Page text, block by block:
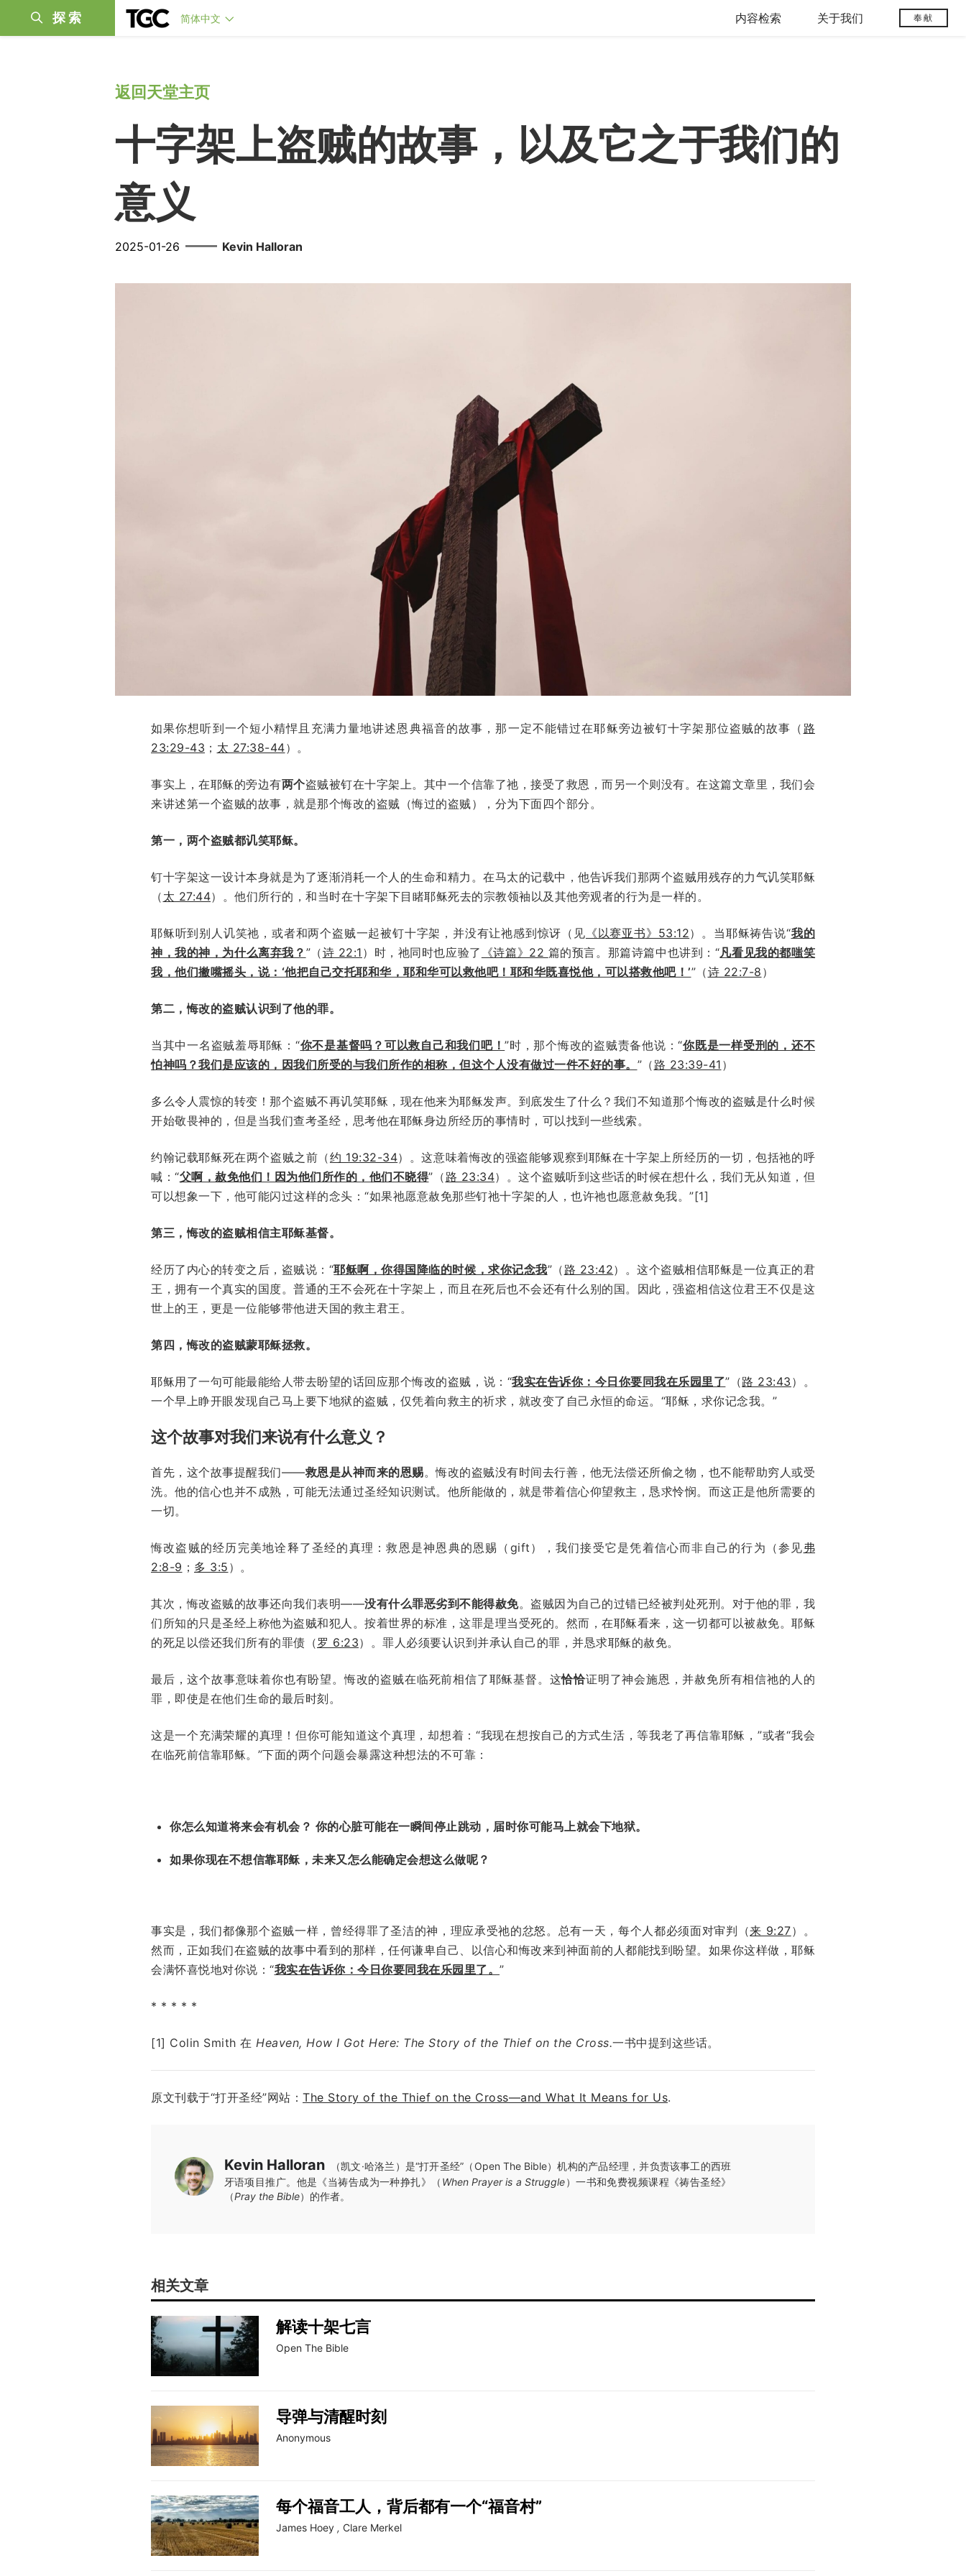
探索 简体中文 内容检索 关于我们 奉献
返回天堂主页
十字架上盗贼的故事，以及它之于我们的
意义
2025-01-26 —— Kevin Halloran
如果你想听到一个短小精悍且充满力量地讲述恩典福音的故事，那一定不能错过在耶稣旁边被钉十字架那位盗贼的故事（ 路
23:29-43 ； 太 27:38-44）。
事实上，在耶稣的旁边有两个盗贼被钉在十字架上。其中一个信靠了祂，接受了救恩，而另一个则没有。在这篇文章里，我们会
来讲述第一个盗贼的故事，就是那个悔改的盗贼（悔过的盗贼），分为下面四个部分。
第一，两个盗贼都讥笑耶稣。
钉十字架这一设计本身就是为了逐渐消耗一个人的生命和精力。在马太的记载中，他告诉我们那两个盗贼用残存的力气讥笑耶稣
（ 太 27:44）。他们所行的，和当时在十字架下目睹耶稣死去的宗教领袖以及其他旁观者的行为是一样的。
耶稣听到别人讥笑祂，或者和两个盗贼一起被钉十字架，并没有让祂感到惊讶（见 《以赛亚书》53:12）。当耶稣祷告说“我的
神，我的神，为什么离弃我？ ”（诗 22:1 ）时，祂同时也应验了 《诗篇》22 篇的预言。那篇诗篇中也讲到：“凡看见我的都嗤笑
我，他们撇嘴摇头，说：‘他把自己交托耶和华，耶和华可以救他吧！耶和华既喜悦他，可以搭救他吧！’”（诗 22:7-8 ）
第二，悔改的盗贼认识到了他的罪。
当其中一名盗贼羞辱耶稣：“你不是基督吗？可以救自己和我们吧！”时，那个悔改的盗贼责备他说：“你既是一样受刑的，还不
怕神吗？我们是应该的，因我们所受的与我们所作的相称，但这个人没有做过一件不好的事。 ”（ 路 23:39-41 ）
多么令人震惊的转变！那个盗贼不再讥笑耶稣，现在他来为耶稣发声。到底发生了什么？我们不知道那个悔改的盗贼是什么时候
开始敬畏神的，但是当我们查考圣经，思考他在耶稣身边所经历的事情时，可以找到一些线索。
约翰记载耶稣死在两个盗贼之前（约 19:32-34）。这意味着悔改的强盗能够观察到耶稣在十字架上所经历的一切，包括祂的呼
喊：“父啊，赦免他们！因为他们所作的，他们不晓得”（ 路 23:34）。这个盗贼听到这些话的时候在想什么，我们无从知道，但
可以想象一下，他可能闪过这样的念头：“如果祂愿意赦免那些钉祂十字架的人，也许祂也愿意赦免我。”[1]
第三，悔改的盗贼相信主耶稣基督。
经历了内心的转变之后，盗贼说：“耶稣啊，你得国降临的时候，求你记念我”（ 路 23:42）。这个盗贼相信耶稣是一位真正的君
王，拥有一个真实的国度。普通的王不会死在十字架上，而且在死后也不会还有什么别的国。因此，强盗相信这位君王不仅是这
世上的王，更是一位能够带他进天国的救主君王。
第四，悔改的盗贼蒙耶稣拯救。
耶稣用了一句可能最能给人带去盼望的话回应那个悔改的盗贼，说：“我实在告诉你：今日你要同我在乐园里了”（路 23:43 ）。
一个早上睁开眼发现自己马上要下地狱的盗贼，仅凭着向救主的祈求，就改变了自己永恒的命运。“耶稣，求你记念我。”
这个故事对我们来说有什么意义？
首先，这个故事提醒我们——救恩是从神而来的恩赐。悔改的盗贼没有时间去行善，他无法偿还所偷之物，也不能帮助穷人或受
洗。他的信心也并不成熟，可能无法通过圣经知识测试。他所能做的，就是带着信心仰望救主，恳求怜悯。而这正是他所需要的
一切。
悔改盗贼的经历完美地诠释了圣经的真理：救恩是神恩典的恩赐（gift），我们接受它是凭着信心而非自己的行为（参见弗
2:8-9 ； 多 3:5 ）。
其次，悔改盗贼的故事还向我们表明——没有什么罪恶劣到不能得赦免。盗贼因为自己的过错已经被判处死刑。对于他的罪，我
们所知的只是圣经上称他为盗贼和犯人。按着世界的标准，这罪是理当受死的。然而，在耶稣看来，这一切都可以被赦免。耶稣
的死足以偿还我们所有的罪债（罗 6:23）。罪人必须要认识到并承认自己的罪，并恳求耶稣的赦免。
最后，这个故事意味着你也有盼望。悔改的盗贼在临死前相信了耶稣基督。这恰恰证明了神会施恩，并赦免所有相信祂的人的
罪，即使是在他们生命的最后时刻。
这是一个充满荣耀的真理！但你可能知道这个真理，却想着：“我现在想按自己的方式生活，等我老了再信靠耶稣，”或者“我会
在临死前信靠耶稣。”下面的两个问题会暴露这种想法的不可靠：
你怎么知道将来会有机会？ 你的心脏可能在一瞬间停止跳动，届时你可能马上就会下地狱。
如果你现在不想信靠耶稣，未来又怎么能确定会想这么做呢？
事实是，我们都像那个盗贼一样，曾经得罪了圣洁的神，理应承受祂的忿怒。总有一天，每个人都必须面对审判（来 9:27）。
然而，正如我们在盗贼的故事中看到的那样，任何谦卑自己、以信心和悔改来到神面前的人都能找到盼望。如果你这样做，耶稣
会满怀喜悦地对你说：“我实在告诉你：今日你要同我在乐园里了。 ”
* * * * *
[1] Colin Smith 在 Heaven, How I Got Here: The Story of the Thief on the Cross.一书中提到这些话。
原文刊载于“打开圣经”网站： The Story of the Thief on the Cross—and What It Means for Us.
Kevin Halloran
（凯文·哈洛兰）是“打开圣经”（Open The Bible）机构的产品经理，并负责该事工的西班
牙语项目推广。他是《当祷告成为一种挣扎》（ When Prayer is a Struggle）一书和免费视频课程《祷告圣经》
（Pray the Bible）的作者。
相关文章
解读十架七言
Open The Bible
导弹与清醒时刻
Anonymous
每个福音工人，背后都有一个“福音村”
James Hoey , Clare Merkel